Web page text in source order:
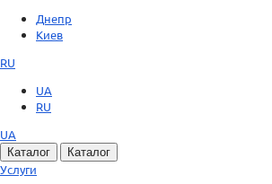
Днепр
Киев
RU
UA
RU
UA
Каталог Каталог
Услуги